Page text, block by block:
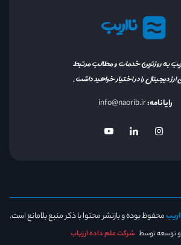
نااریب
به روزترین خدمات و مطالب مرتبط
ارز دیجیتال را در اختیار خواهید داشت.
رایانامه:info@naorib.ir
محفوظ بوده و بازنشر محتوا با ذکر منبع بلامانع است.
توسعه توسط شرکت علم داده ارزیاب